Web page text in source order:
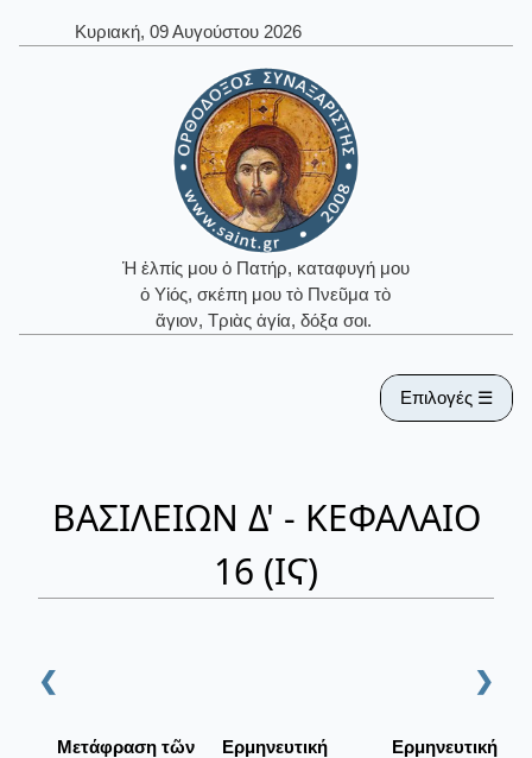
Κυριακή, 09 Αυγούστου 2026
Ἡ ἐλπίς μου ὁ Πατήρ, καταφυγή μου
ὁ Υἱός, σκέπη μου τὸ Πνεῦμα τὸ
ἅγιον, Τριὰς ἁγία, δόξα σοι.
Επιλογές ☰
ΒΑΣΙΛΕΙΩΝ Δ' - ΚΕΦΑΛΑΙΟ
16 (ΙϚ)
❮ ❯
Μετάφραση τῶν
Ερμηνευτική
Ερμηνευτική